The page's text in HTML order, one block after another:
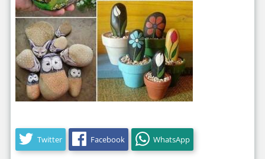
Twitter Facebook WhatsApp